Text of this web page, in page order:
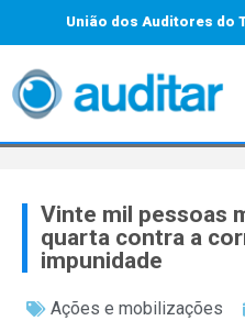
União dos Auditores do
Vinte mil pessoas
quarta contra a
impunidade
Ações e mobilizações